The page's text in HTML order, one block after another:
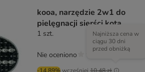
kooa, narzędzie 2w1 do
pielęgnacji sierści kota
1 szt.
Najniższa cena w
ciągu 30 dni
przed obniżką
Nie oceniono